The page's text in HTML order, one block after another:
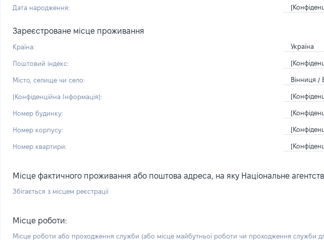
Дата народження:
Зареєстроване місце проживання
Країна: Україна
Поштовий індекс:
Місто, селище чи село: Вінниця /
[Конфіденційна Інформація]:
Номер будинку:
Номер корпусу:
Номер квартири:
Місце фактичного проживання або поштова адреса, на яку Національне
Збігається з місцем реєстрації
Місце роботи:
Місце роботи або проходження служби (або місце майбутньої роботи чи проходження служби